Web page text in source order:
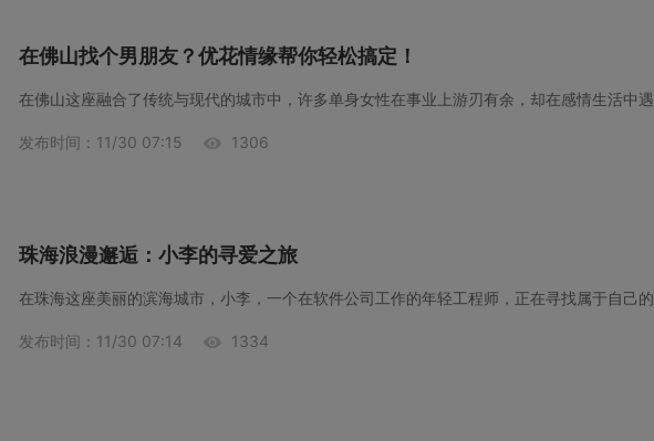
在佛山找个男朋友？优花情缘帮你轻松搞定！
发布时间：11/30 07:15 1306
珠海浪漫邂逅：小李的寻爱之旅
发布时间：11/30 07:14 1334